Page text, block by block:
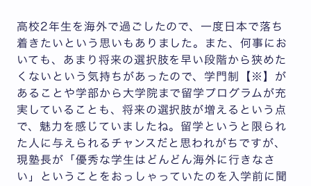
高校2年生を海外で過ごしたので、一度日本で落ち
着きたいという思いもありました。また、何事にお
いても、あまり将来の選択肢を早い段階から狭めた
くないという気持ちがあったので、学門制【※】が
あることや学部から大学院まで留学プログラムが充
実していることも、将来の選択肢が増えるという点
で、魅力を感じていましたね。留学というと限られ
た人に与えられるチャンスだと思われがちですが、
現塾長が「優秀な学生はどんどん海外に行きなさ
い」ということをおっしゃっていたのを入学前に聞